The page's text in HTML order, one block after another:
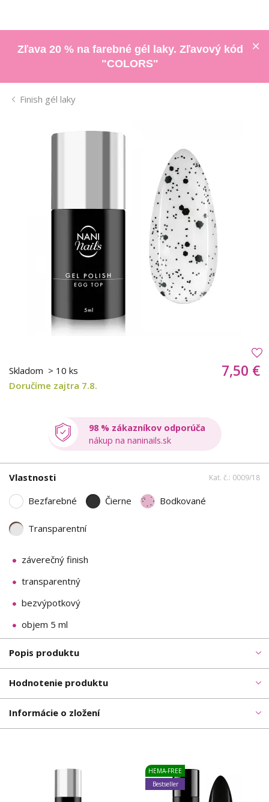
Zľava 20 % na farebné gél laky. Zľavový kód
"COLORS"
Finish gél laky
Skladom > 10 ks
Doručíme zajtra 7.8.
7,50 €
98 % zákazníkov odporúča
nákup na naninails.sk
Vlastnosti Kat. č.: 0009/18
Bezfarebné Čierne Bodkované
Transparentní
záverečný finish
transparentný
bezvýpotkový
objem 5 ml
Popis produktu
Hodnotenie produktu
Informácie o zložení
HEMA-FREE
Bestseller